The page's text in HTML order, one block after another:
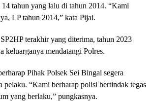
tahun yang lalu di tahun 2014. “Kami
LP tahun 2014,” kata Pijai.
terakhir yang diterima, tahun 2023
keluarganya mendatangi Polres.
Pihak Polsek Sei Bingai segera
pelaku. “Kami berharap polisi bertindak tegas
yang berlaku,” pungkasnya.